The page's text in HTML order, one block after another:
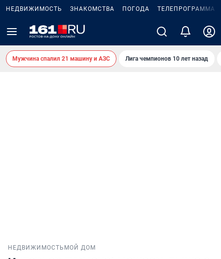
НЕДВИЖИМОСТЬ ЗНАКОМСТВА ПОГОДА ТЕЛЕПРОГРАММА
Мужчина спалил 21 машину и АЗС Лига чемпионов 10 лет назад
НЕДВИЖИМОСТЬ МОЙ ДОМ